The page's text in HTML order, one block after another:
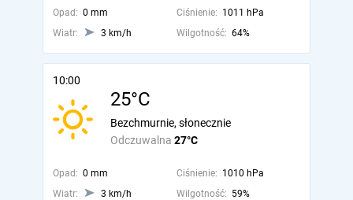
Opad: 0 mm Ciśnienie: 1011 hPa
Wiatr:
3 km/h Wilgotność: 64%
10:00
25°C
Odczuwalna 27°C
Bezchmurnie, słonecznie
Opad: 0 mm Ciśnienie: 1010 hPa
Wiatr:
3 km/h Wilgotność: 59%